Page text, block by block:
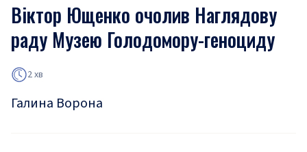
Віктор Ющенко очолив Наглядову
раду Музею Голодомору-геноциду
2 хв
Галина Ворона